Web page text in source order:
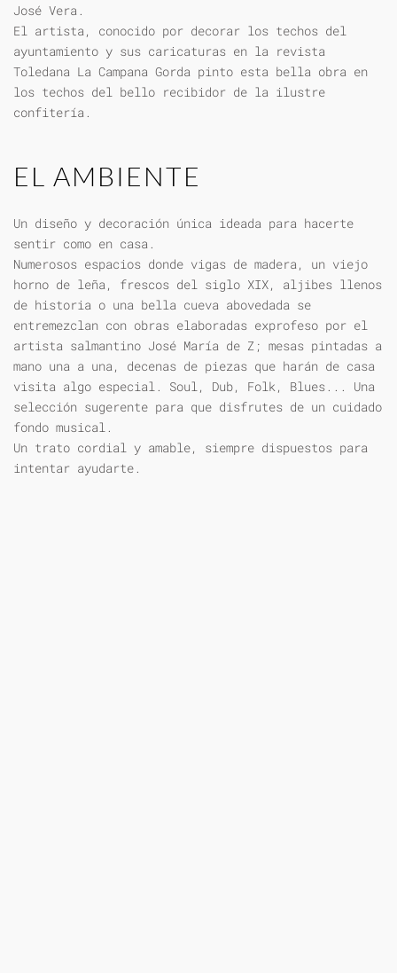
José Vera.
El artista, conocido por decorar los techos del
ayuntamiento y sus caricaturas en la revista
Toledana La Campana Gorda pinto esta bella obra en
los techos del bello recibidor de la ilustre
confitería.
EL AMBIENTE
Un diseño y decoración única ideada para hacerte
sentir como en casa.
Numerosos espacios donde vigas de madera, un viejo
horno de leña, frescos del siglo XIX, aljibes llenos
de historia o una bella cueva abovedada se
entremezclan con obras elaboradas exprofeso por el
artista salmantino José María de Z; mesas pintadas a
mano una a una, decenas de piezas que harán de casa
visita algo especial. Soul, Dub, Folk, Blues... Una
selección sugerente para que disfrutes de un cuidado
fondo musical.
Un trato cordial y amable, siempre dispuestos para
intentar ayudarte.